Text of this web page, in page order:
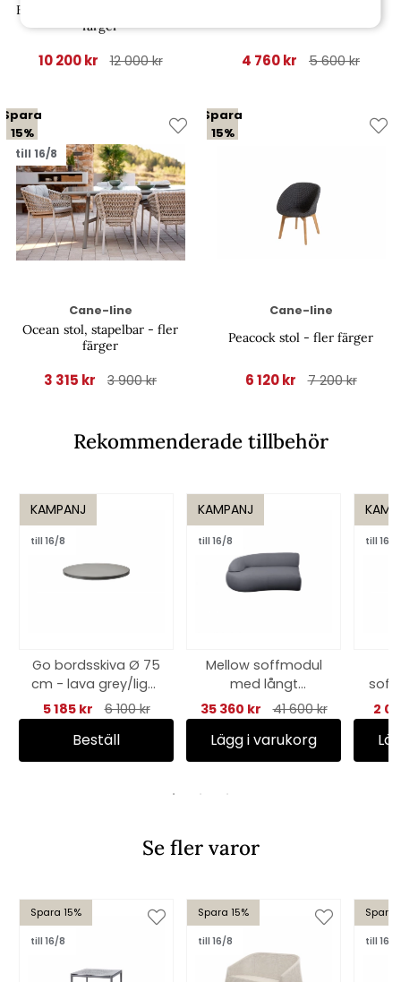
Bordsskiva 100x100 cm - fler
färger
10 200 kr 12 000 kr 4 760 kr 5 600 kr
Spara
15%
till 16/8
Cane-line
Ocean stol, stapelbar - fler
färger
3 315 kr 3 900 kr
Spara
15%
Cane-line
Peacock stol - fler färger
6 120 kr 7 200 kr
Rekommenderade tillbehör
KAMPANJ
till 16/8
Go bordsskiva Ø 75
cm - lava grey/light
grey
5 185 kr 6 100 kr
Beställ
KAMPANJ
till 16/8
Mellow soffmodul
med långt
ryggstöd, höger -
grey
35 360 kr 41 600 kr
Lägg i varukorg
till 16/8
2
Se fler varor
Spara 15%
till 16/8
Spara 15%
till 16/8
Spara
till 16/8